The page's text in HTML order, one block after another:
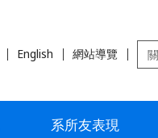
English 網站導覽
系所友表現